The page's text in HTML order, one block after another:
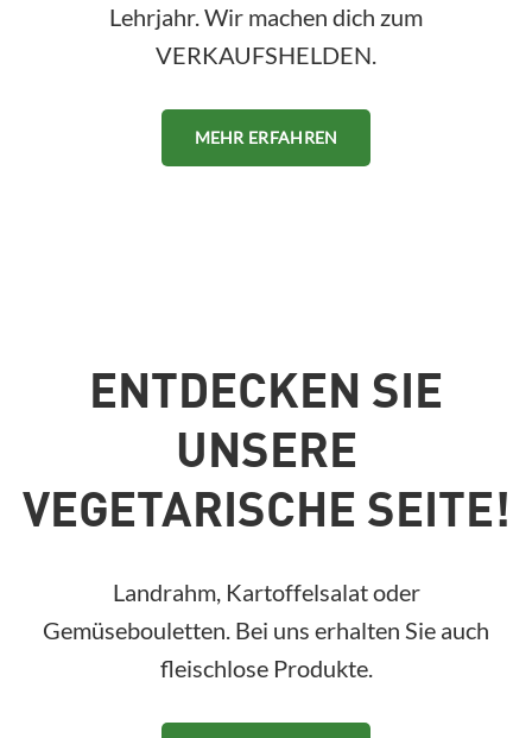
Lehrjahr. Wir machen dich zum
VERKAUFSHELDEN.
MEHR ERFAHREN
ENTDECKEN SIE
UNSERE
VEGETARISCHE SEITE!
Landrahm, Kartoffelsalat oder
Gemüsebouletten. Bei uns erhalten Sie auch
fleischlose Produkte.